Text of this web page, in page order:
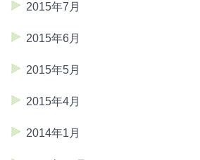
2015年7月
2015年6月
2015年5月
2015年4月
2014年1月